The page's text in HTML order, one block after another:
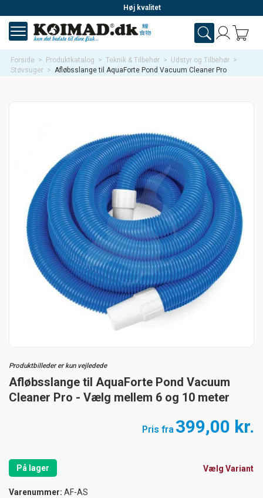
Høj kvalitet
Forside > Produktkatalog > Teknik & Tilbehør > Udstyr og Tilbehør >
Støvsuger > Afløbsslange til AquaForte Pond Vacuum Cleaner Pro
Produktbilleder er kun vejledede
Afløbsslange til AquaForte Pond Vacuum
Cleaner Pro - Vælg mellem 6 og 10 meter
Pris fra 399,00 kr.
Vælg Variant
På lager
Varenummer: AF-AS